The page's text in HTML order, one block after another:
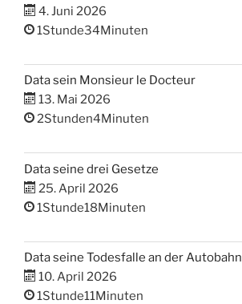
4. Juni 2026
1Stunde34Minuten
Data sein Monsieur le Docteur
13. Mai 2026
2Stunden4Minuten
Data seine drei Gesetze
25. April 2026
1Stunde18Minuten
Data seine Todesfalle an der Autobahn
10. April 2026
1Stunde11Minuten